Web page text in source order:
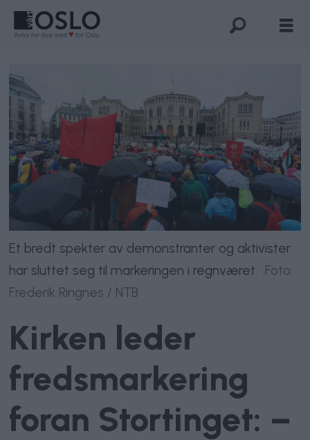
Et bredt spekter av demonstranter og aktivister
har sluttet seg til markeringen i regnværet. Foto:
Frederik Ringnes / NTB
Kirken leder
fredsmarkering
foran Stortinget: –